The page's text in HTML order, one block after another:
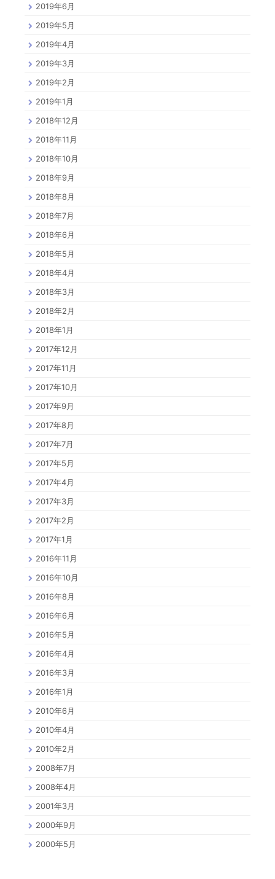
2019年6月
2019年5月
2019年4月
2019年3月
2019年2月
2019年1月
2018年12月
2018年11月
2018年10月
2018年9月
2018年8月
2018年7月
2018年6月
2018年5月
2018年4月
2018年3月
2018年2月
2018年1月
2017年12月
2017年11月
2017年10月
2017年9月
2017年8月
2017年7月
2017年5月
2017年4月
2017年3月
2017年2月
2017年1月
2016年11月
2016年10月
2016年8月
2016年6月
2016年5月
2016年4月
2016年3月
2016年1月
2010年6月
2010年4月
2010年2月
2008年7月
2008年4月
2001年3月
2000年9月
2000年5月